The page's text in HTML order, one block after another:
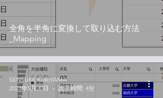
全角を半角に変換して取り込む方法
_Mapping
SENSUKE KURIYAMA
2023年5月20日
読了時間: 4分